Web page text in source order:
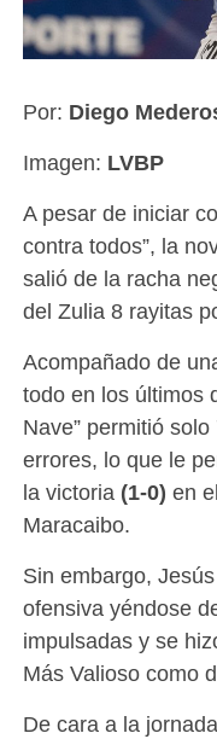
Por: Diego
Imagen: LVBP
A pesar de iniciar
contra todos”, la
salió de la racha
del Zulia 8 rayitas
Acompañado de
todo en los últimos
Nave” permitió
errores, lo que le
la victoria (1-0) en
Maracaibo.
Sin embargo,
ofensiva yéndose
impulsadas y se
Más Valioso como
De cara a la